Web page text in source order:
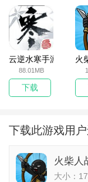
云逆水寒手游
88.01MB
下载
火
下载此游戏用
火柴人
大小：